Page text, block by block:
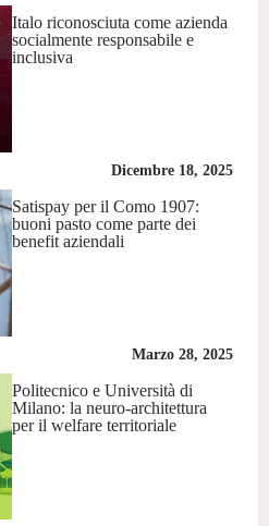
Italo riconosciuta come azienda
socialmente responsabile e
inclusiva
Dicembre 18, 2025
Satispay per il Como 1907:
buoni pasto come parte dei
benefit aziendali
Marzo 28, 2025
Politecnico e Università di
Milano: la neuro-architettura
per il welfare territoriale